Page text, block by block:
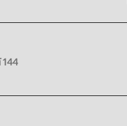
144 آهنگ